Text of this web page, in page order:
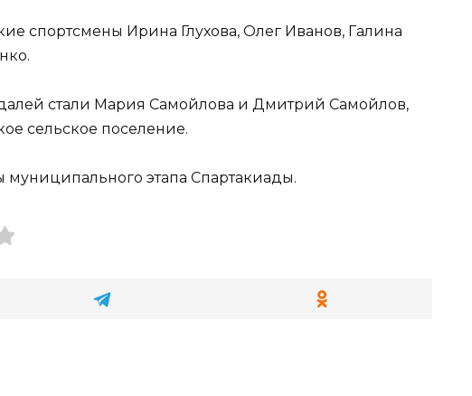
спортсмены Ирина Глухова, Олег Иванов, Галина
стали Мария Самойлова и Дмитрий Самойлов,
сельское поселение.
этапа Спартакиады.